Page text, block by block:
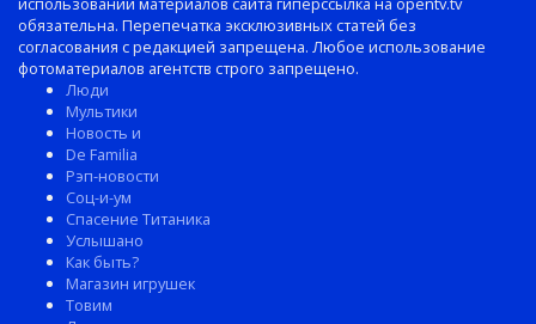
обязательна. Перепечатка эксклюзивных статей без
согласования с редакцией запрещена. Любое использование
фотоматериалов агентств строго запрещено.
Люди
Мультики
Новость и
De Familia
Рэп-новости
Соц-и-ум
Спасение Титаника
Услышано
Как быть?
Магазин игрушек
Товим